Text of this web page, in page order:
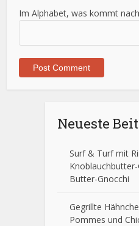
Im Alphabet, was kommt
Neueste
Surf & Turf mit
Butter-Gnocchi
Gegrillte
Pommes und